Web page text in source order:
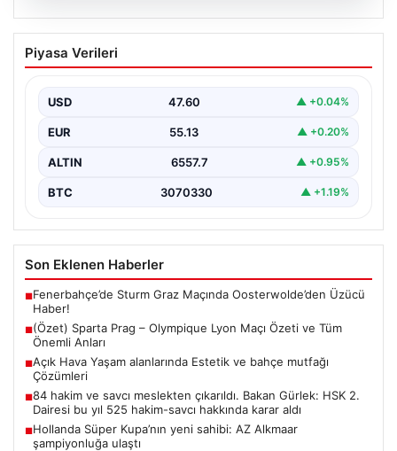
(Özet) Sparta Prag – Olympique Lyon
Maçı Özeti ve Tüm Önemli Anları
Piyasa Verileri
USD 47.60 ▲ +0.04%
EUR 55.13 ▲ +0.20%
ALTIN 6557.7 ▲ +0.95%
BTC 3070330 ▲ +1.19%
Son Eklenen Haberler
■Fenerbahçe’de Sturm Graz Maçında Oosterwolde’den Üzücü
Haber!
■(Özet) Sparta Prag – Olympique Lyon Maçı Özeti ve Tüm
Önemli Anları
■Açık Hava Yaşam alanlarında Estetik ve bahçe mutfağı
Çözümleri
■84 hakim ve savcı meslekten çıkarıldı. Bakan Gürlek: HSK 2.
Dairesi bu yıl 525 hakim-savcı hakkında karar aldı
■Hollanda Süper Kupa’nın yeni sahibi: AZ Alkmaar
şampiyonluğa ulaştı